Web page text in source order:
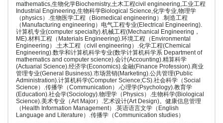
mathematics,生物化学Biochemistry,土木工程civil engineering,工业工程
Industrial Engineering,生物科学Biological Science,化学专业,物理学
（physics）.生物医学工程（Biomedical engineering）.制造工程
（Manufacturing engineering）电气工程专业(Electrical Engineering).
计算机专业(computer specialty).机械工程(Mechanical Engineering，
ME).材料工程（Materials Engineering).环境工程（Environmental
Engineering）.土木工程（civil engineering）.化学工程(Chemical
Engineering).数学和计算机科学专业(数学计算机科学系 Department of
mathematics and computer science).会计(Accounting).精算科学
(Actuarial Science).经济学(Economics).金融(Finance Profession).商业
管理专业(General Business).市场营销(Marketing).公共管理(Public
Administration).计算机科学(Computer Science;CS).社会科学（Social
Science）.传播学（Communication）.心理学(Psychology).教育学
(Education).社会学(Sociology).物理学（Physics）.生物科学(Biological
Science).美术专业（Art Major）.艺术设计(Art Design)。健康信息管理
（Health Information Management）.英语语言文学（English
Language and Literature）.传播学（Communication studies）